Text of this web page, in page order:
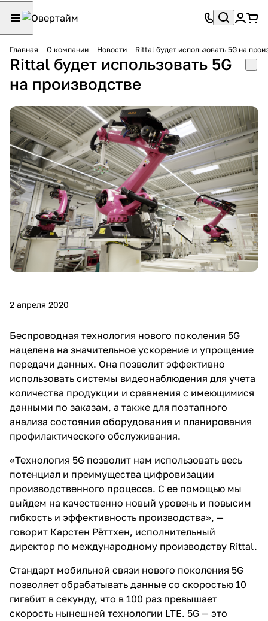
Главная О компании Новости Rittal будет использовать 5G на
Rittal будет использовать 5G
на производстве
2 апреля 2020
Беспроводная технология нового поколения 5G
нацелена на значительное ускорение и упрощение
передачи данных. Она позволит эффективно
использовать системы видеонаблюдения для учета
количества продукции и сравнения с имеющимися
данными по заказам, а также для поэтапного
анализа состояния оборудования и планирования
профилактического обслуживания.
«Технология 5G позволит нам использовать весь
потенциал и преимущества цифровизации
производственного процесса. С ее помощью мы
выйдем на качественно новый уровень и повысим
гибкость и эффективность производства», —
говорит Карстен Рёттхен, исполнительный
директор по международному производству Rittal.
Стандарт мобильной связи нового поколения 5G
позволяет обрабатывать данные со скоростью 10
гигабит в секунду, что в 100 раз превышает
скорость нынешней технологии LTE. 5G — это